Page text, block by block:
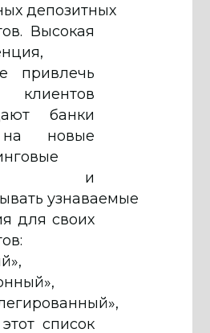
депозитных
Высокая
привлечь
банки
новые
и
узнаваемые
для своих
список